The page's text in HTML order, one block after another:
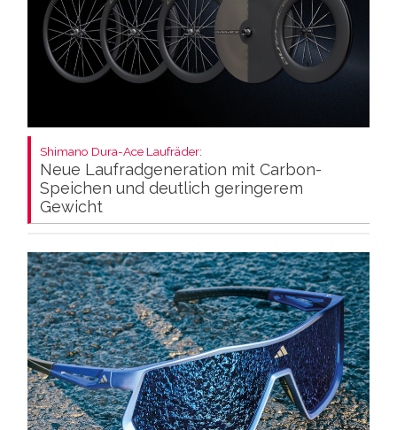
Shimano Dura-Ace Laufräder:
Neue Laufradgeneration mit Carbon-
Speichen und deutlich geringerem
Gewicht